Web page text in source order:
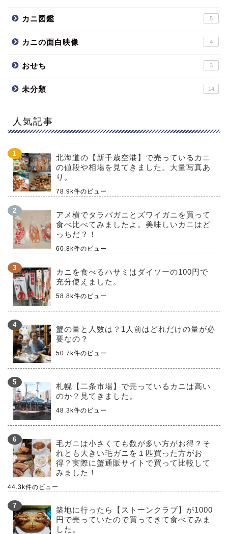
カニ図鑑 5
カニの面白映像 4
おせち 3
未分類 14
人気記事
北海道の【新千歳空港】で売っているカニ
の値段や相場を見てきました。大量写真あ
り。
78.9k件のビュー
アメ横でタラバガニとズワイガニを買って
食べ比べてみましたよ。美味しいカニはど
っちだ？！
60.8k件のビュー
カニを食べるハサミはダイソーの100円で
充分使えました。
58.8k件のビュー
蟹の量と人数は？1人前はどれだけの量が必
要なの？
50.7k件のビュー
札幌【二条市場】で売っているカニは高い
のか？見てきました。
48.3k件のビュー
毛ガニは小さくても数が多い方がお得？そ
れとも大きい毛ガニを１匹買った方がお
得？実際に蟹通販サイトで買って比較して
みました！
44.3k件のビュー
築地に行ったら【ストーンクラブ】が1000
円で売っていたので買ってきて食べてみま
した。